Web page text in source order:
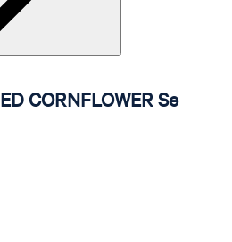
CORNFLOWER Se